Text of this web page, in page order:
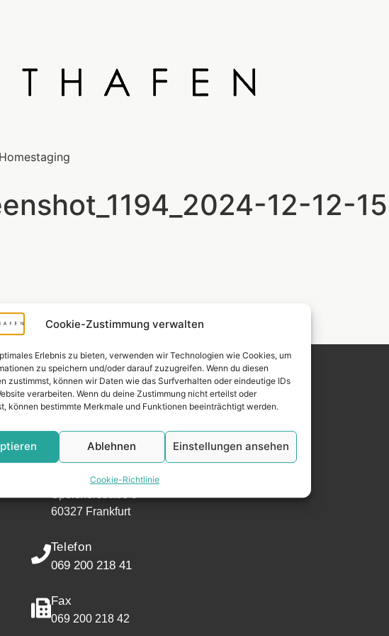
Cookie-Zustimmung verwalten
Erlebnis zu bieten, verwenden wir Technologien wie Cookies, um
zu speichern und/oder darauf zuzugreifen. Wenn du diesen
zustimmst, können wir Daten wie das Surfverhalten oder eindeutige IDs
verarbeiten. Wenn du deine Zustimmung nicht erteilst oder
können bestimmte Merkmale und Funktionen beeinträchtigt werden.
Ablehnen Einstellungen ansehen
Cookie-Richtlinie
Homestaging
12-12-
Adresse
Mainwesthafen Immobilien
60327 Frankfurt
Telefon
069 200 218 41
Fax
069 200 218 42
Widerrufsrecht